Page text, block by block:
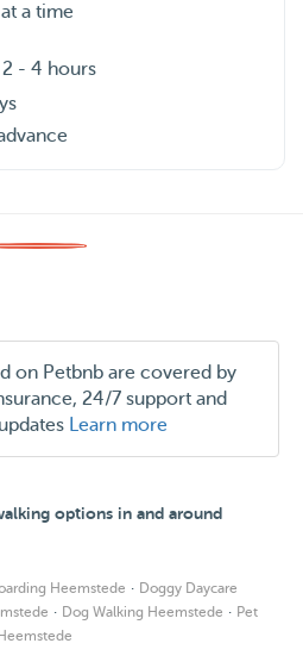
a time
2 - 4 hours
on Petbnb are covered by
24/7 support and
Learn more
options in and around
Heemstede · Doggy Daycare
· Dog Walking Heemstede · Pet